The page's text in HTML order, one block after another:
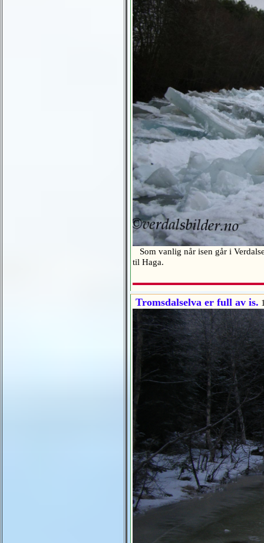
Som vanlig når isen går i
til Haga.
Tromsdalselva er full av is.